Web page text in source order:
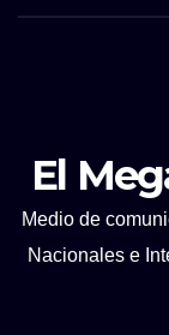
El
Medio de
Nacionales e